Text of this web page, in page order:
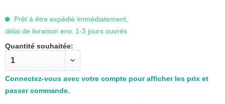
Prêt à être expédié immédiatement,
délai de livraison env. 1-3 jours ouvrés
Quantité souhaitée:
Connectez-vous avec votre compte pour afficher les prix et
passer commande.